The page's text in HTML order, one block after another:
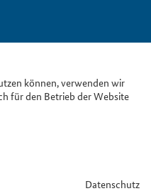
können, verwenden wir
für den Betrieb der Website
Datenschutz